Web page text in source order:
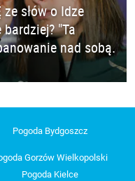
ze słów o Idze
"Ta
nad sobą.
Pogoda Bydgoszcz
Gorzów Wielkopolski
Pogoda Kielce